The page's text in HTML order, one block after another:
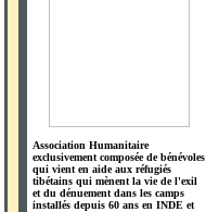
Association Humanitaire
exclusivement composée de bénévoles
qui vient en aide aux réfugiés
tibétains qui mènent la vie de l'exil
et du dénuement dans les camps
installés depuis 60 ans en INDE et